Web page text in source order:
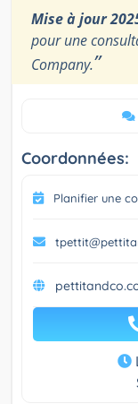
Mise à jour
pour une
Company.”
Coordonnées:
Planifier une